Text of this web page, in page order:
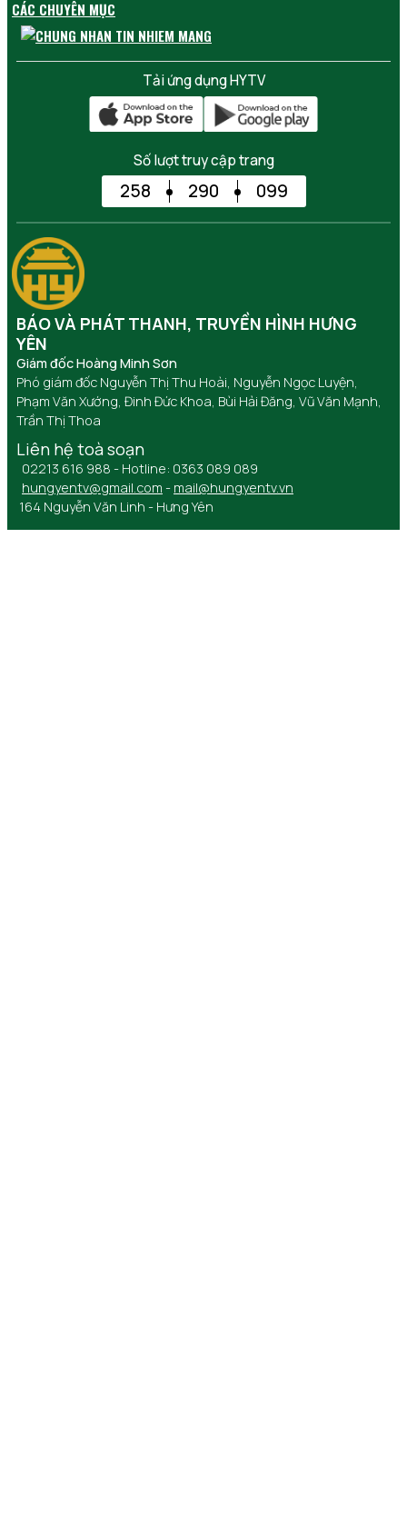
CÁC CHUYÊN MỤC
Tải ứng dụng HYTV
Số lượt truy cập trang
258 290 099
BÁO VÀ PHÁT THANH, TRUYỀN HÌNH HƯNG
YÊN
Giám đốc Hoàng Minh Sơn
Phó giám đốc Nguyễn Thị Thu Hoài, Nguyễn Ngọc Luyện,
Phạm Văn Xướng, Đinh Đức Khoa, Bùi Hải Đăng, Vũ Văn Mạnh,
Trần Thị Thoa
Liên hệ toà soạn
02213 616 988 - Hotline: 0363 089 089
hungyentv@gmail.com - mail@hungyentv.vn
164 Nguyễn Văn Linh - Hưng Yên